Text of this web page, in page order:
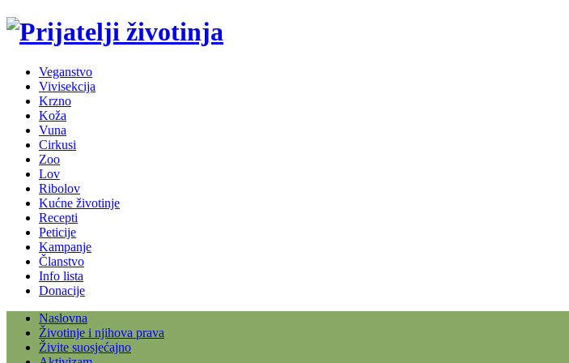
Veganstvo
Vivisekcija
Krzno
Koža
Vuna
Cirkusi
Zoo
Lov
Ribolov
Kućne životinje
Recepti
Peticije
Kampanje
Članstvo
Info lista
Donacije
Naslovna
Životinje i njihova prava
Živite suosjećajno